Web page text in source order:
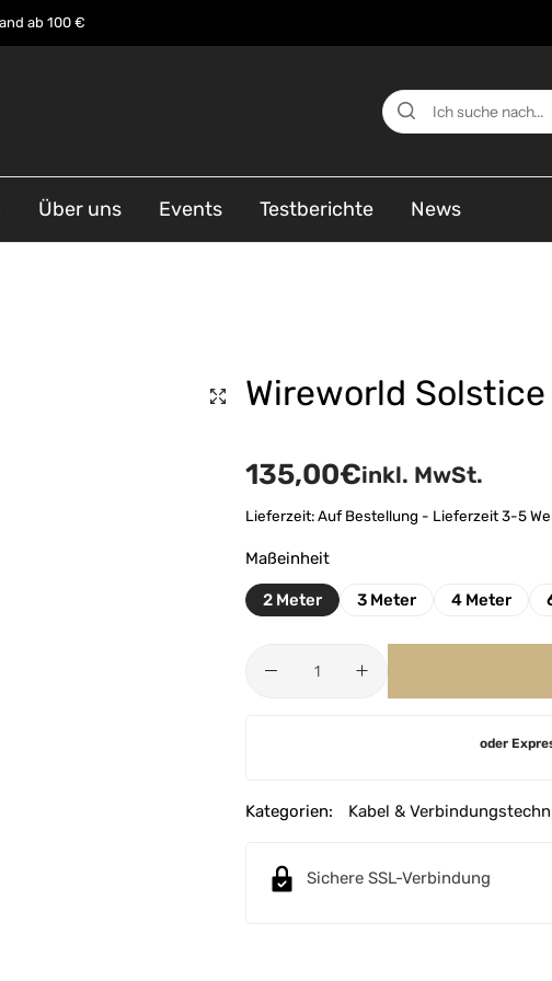
ab 100 €
Über uns Events Testberichte News
Wireworld
135,00€inkl. MwSt.
Lieferzeit:Auf Bestellung - Lieferzeit 3-5
Maßeinheit
2 Meter 3 Meter 4 Meter
e
oder
Kategorien: Kabel &
Sichere SSL-Verbindung